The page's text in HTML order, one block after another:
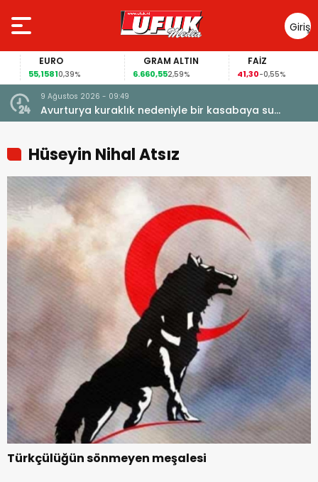
Giriş
Yap
EURO
55,15810,39%
GRAM ALTIN
6.660,552,59%
FAİZ
41,30-0,55%
9 Ağustos 2026 - 09:49
Avurturya kuraklık nedeniyle bir kasabaya su
vermeyi durdurdu
Hüseyin Nihal Atsız
Türkçülüğün sönmeyen meşalesi